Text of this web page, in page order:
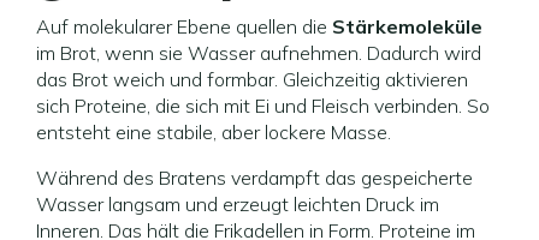
Auf molekularer Ebene quellen die Stärkemoleküle
im Brot, wenn sie Wasser aufnehmen. Dadurch wird
das Brot weich und formbar. Gleichzeitig aktivieren
sich Proteine, die sich mit Ei und Fleisch verbinden. So
entsteht eine stabile, aber lockere Masse.
Während des Bratens verdampft das gespeicherte
Wasser langsam und erzeugt leichten Druck im
Inneren. Das hält die Frikadellen in Form. Proteine im